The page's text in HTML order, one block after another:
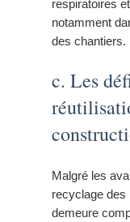
respiratoires
notamment
des chantiers.
c. Les
Malgré les
recyclage des
demeure